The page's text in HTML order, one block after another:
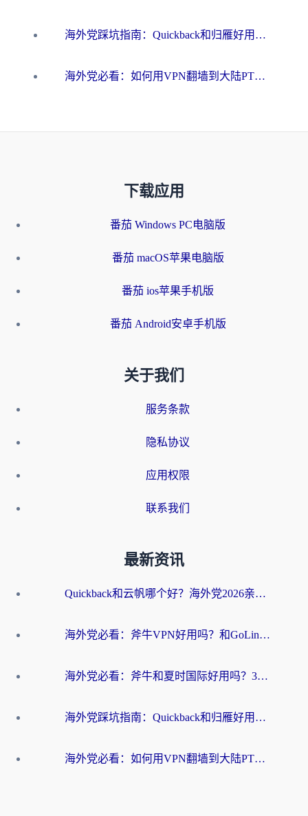
海外党踩坑指南：Quickback和归雁好用吗？选对加速器才能无缝刷国内资源
海外党必看：如何用VPN翻墙到大陆PTT？一篇解决你所有回国加速痛点
下载应用
番茄 Windows PC电脑版
番茄 macOS苹果电脑版
番茄 ios苹果手机版
番茄 Android安卓手机版
关于我们
服务条款
隐私协议
应用权限
联系我们
最新资讯
Quickback和云帆哪个好？海外党2026亲测指南：选对加速器大陆工具，无缝刷国内剧玩国服
海外党必看：斧牛VPN好用吗？和GoLinkVPN对比哪个回国效果更好？
海外党必看：斧牛和夏时国际好用吗？3步选对回国加速器，无缝刷国内资源
海外党踩坑指南：Quickback和归雁好用吗？选对加速器才能无缝刷国内资源
海外党必看：如何用VPN翻墙到大陆PTT？一篇解决你所有回国加速痛点